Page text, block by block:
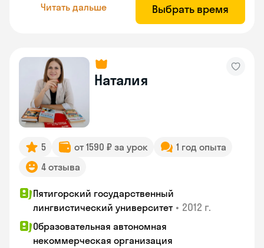
Читать дальше Выбрать время
Наталия
5 от 1590 ₽ за урок
1 год опыта
4 отзыва
Пятигорский государственный
лингвистический университет • 2012 г.
Образовательная автономная
некоммерческая организация